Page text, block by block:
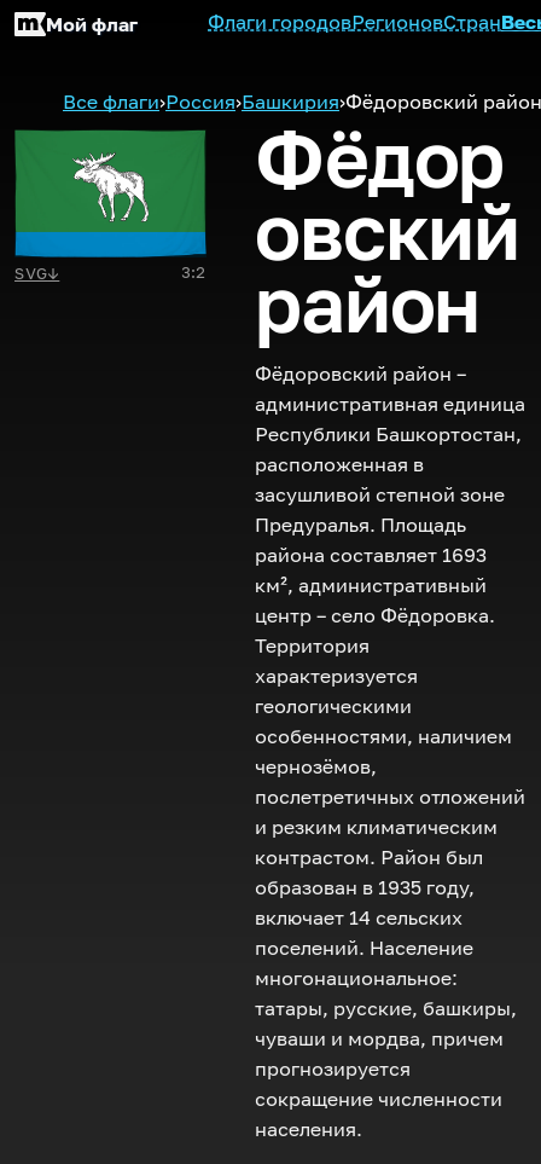
Мой флаг Флаги городовРегионовСтран
Все флаги›Россия›Башкирия›Фёдоровский район
SVG↓ 3:2
Фёдор
овский
район
Фёдоровский район –
административная единица
Республики Башкортостан,
расположенная в
засушливой степной зоне
Предуралья. Площадь
района составляет 1693
км², административный
центр – село Фёдоровка.
Территория
характеризуется
геологическими
особенностями, наличием
чернозёмов,
послетретичных отложений
и резким климатическим
контрастом. Район был
образован в 1935 году,
включает 14 сельских
поселений. Население
многонациональное:
татары, русские, башкиры,
чуваши и мордва, причем
прогнозируется
сокращение численности
населения.